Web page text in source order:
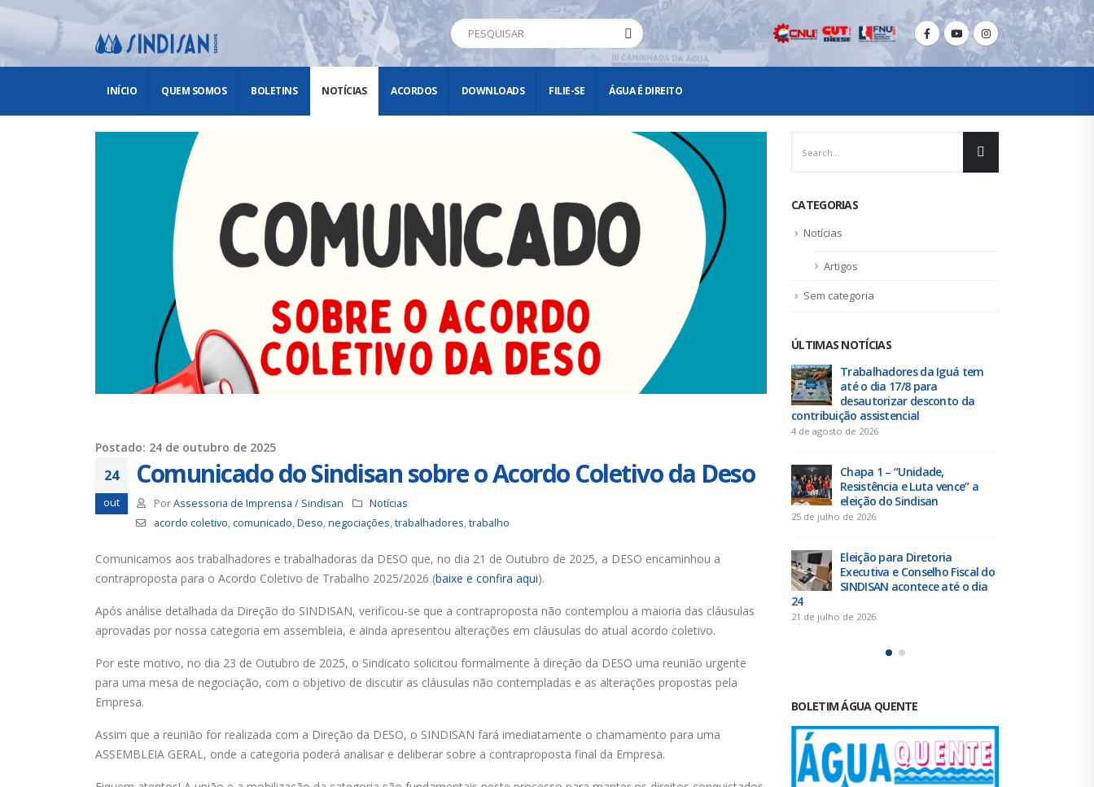
INÍCIO QUEM SOMOS BOLETINS NOTÍCIAS ACORDOS DOWNLOADS FILIE-SE ÁGUA É DIREITO
Postado: 24 de outubro de 2025
24
out
Comunicado do Sindisan sobre o Acordo Coletivo da Deso
PorAssessoria de Imprensa / Sindisan
Notícias
acordo coletivo,comunicado,Deso,negociações,trabalhadores,trabalho
Comunicamos aos trabalhadores e trabalhadoras da DESO que, no dia 21 de Outubro de 2025, a DESO encaminhou a
contraproposta para o Acordo Coletivo de Trabalho 2025/2026 (baixe e confira aqui).
Após análise detalhada da Direção do SINDISAN, verificou-se que a contraproposta não contemplou a maioria das cláusulas
aprovadas por nossa categoria em assembleia, e ainda apresentou alterações em cláusulas do atual acordo coletivo.
Por este motivo, no dia 23 de Outubro de 2025, o Sindicato solicitou formalmente à direção da DESO uma reunião urgente
para uma mesa de negociação, com o objetivo de discutir as cláusulas não contempladas e as alterações propostas pela
Empresa.
Assim que a reunião for realizada com a Direção da DESO, o SINDISAN fará imediatamente o chamamento para uma
ASSEMBLEIA GERAL, onde a categoria poderá analisar e deliberar sobre a contraproposta final da Empresa.
CATEGORIAS
Notícias
Artigos
Sem categoria
ÚLTIMAS NOTÍCIAS
Trabalhadores da Iguá tem
até o dia 17/8 para
Chapa 1 – “Unidade,
Resistência e Luta vence” a
eleição do Sindisan
25 de julho de 2026
Eleição para Diretoria
Executiva e Conselho Fiscal do
SINDISAN acontece até o dia
21 de julho de 2026
Duas chapas inscritas para a
reunião do Comitê de
Saneamento do ConCidades
16 de junho de 2026
Sergipe rejeitam
contraproposta da empresa
para o ACT 2026-2027
Trabalhadores da Iguá tem
desautorizar desconto da
Chapa 1 – “Unidade,
Resistência e Luta vence” a
Eleição para Diretoria
Executiva e Conselho Fiscal do
SINDISAN acontece até o dia
21 de julho de 2026
Duas chapas inscritas para a
eleição do SINDISAN; pleito
acontece de 21 a 24 de julho
19 de junho de 2026
reunião do Comitê de
Saneamento do ConCidades
16 de junho de 2026
Sergipe rejeitam
contraproposta da empresa
para o ACT 2026-2027
BOLETIM ÁGUA QUENTE